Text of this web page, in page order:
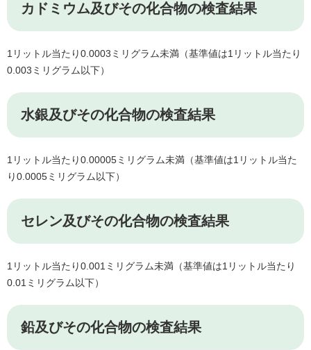
カドミウム及びその化合物の検査結果
1リットル当たり0.0003ミリグラム未満（基準値は1リットル当たり
0.003ミリグラム以下）
水銀及びその化合物の検査結果
1リットル当たり0.00005ミリグラム未満（基準値は1リットル当た
り0.0005ミリグラム以下）
セレン及びその化合物の検査結果
1リットル当たり0.001ミリグラム未満（基準値は1リットル当たり
0.01ミリグラム以下）
鉛及びその化合物の検査結果